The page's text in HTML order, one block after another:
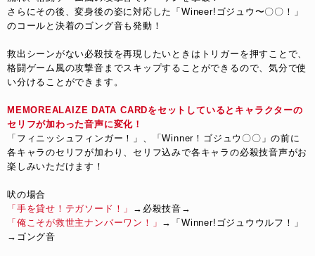
さらにその後、変身後の姿に対応した「Wineer!ゴジュウ〜〇〇！」
のコールと決着のゴング音も発動！
救出シーンがない必殺技を再現したいときはトリガーを押すことで、
格闘ゲーム風の攻撃音までスキップすることができるので、気分で使
い分けることができます。
MEMOREALAIZE DATA CARDをセットしているとキャラクターの
セリフが加わった音声に変化！
「フィニッシュフィンガー！」、「Winner！ゴジュウ〇〇」の前に
各キャラのセリフが加わり、セリフ込みで各キャラの必殺技音声がお
楽しみいただけます！
吠の場合
「手を貸せ！テガソード！」
→必殺技音→
「俺こそが救世主ナンバーワン！」 →「Winner!ゴジュウウルフ！」
→ゴング音